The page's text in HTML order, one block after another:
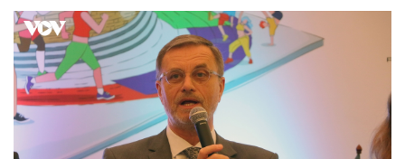
Kinh tế
Bất động sản
Khởi nghiệp
Thị trường
Giá vàng
Tiêu dùng
Tỷ giá
Chứng khoán